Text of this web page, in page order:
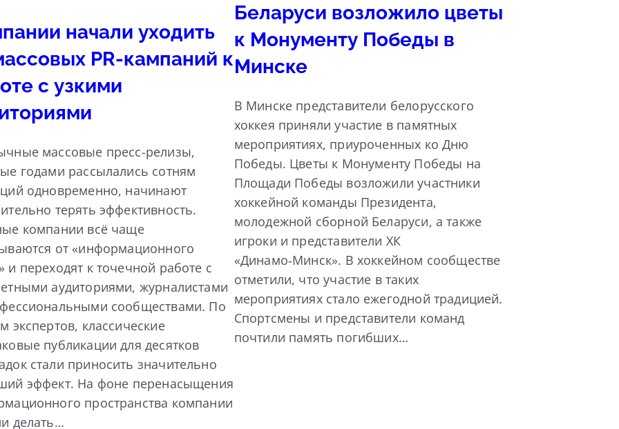
начали уходить
PR-кампаний к
с узкими
массовые пресс-релизы,
годами рассылались сотням
одновременно, начинают
терять эффективность.
компании всё чаще
от «информационного
и переходят к точечной работе с
аудиториями, журналистами
сообществами. По
экспертов, классические
публикации для десятков
стали приносить значительно
эффект. На фоне перенасыщения
пространства компании
делать…
Беларуси возложило цветы
к Монументу Победы в
Минске
В Минске представители белорусского
хоккея приняли участие в памятных
мероприятиях, приуроченных ко Дню
Победы. Цветы к Монументу Победы на
Площади Победы возложили участники
хоккейной команды Президента,
молодежной сборной Беларуси, а также
игроки и представители ХК
«Динамо‑Минск». В хоккейном сообществе
отметили, что участие в таких
мероприятиях стало ежегодной традицией.
Спортсмены и представители команд
почтили память погибших…